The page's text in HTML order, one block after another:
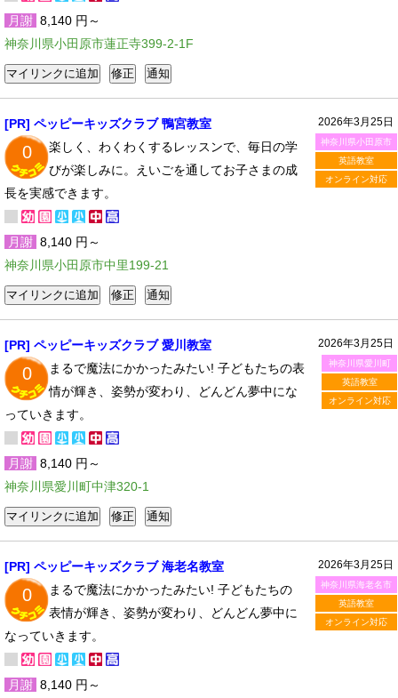
月謝 8,140 円～
神奈川県小田原市蓮正寺399-2-1F
2026年3月25日
神奈川県小田原市
英語教室
オンライン対応
[PR] ペッピーキッズクラブ 鴨宮教室
0
楽しく、わくわくするレッスンで、毎日の学
びが楽しみに。えいごを通してお子さまの成
長を実感できます。
月謝 8,140 円～
神奈川県小田原市中里199-21
2026年3月25日
神奈川県愛川町
英語教室
オンライン対応
[PR] ペッピーキッズクラブ 愛川教室
0
まるで魔法にかかったみたい! 子どもたちの表
情が輝き、姿勢が変わり、どんどん夢中にな
っていきます。
月謝 8,140 円～
神奈川県愛川町中津320-1
2026年3月25日
神奈川県海老名市
英語教室
オンライン対応
[PR] ペッピーキッズクラブ 海老名教室
0
まるで魔法にかかったみたい! 子どもたちの
表情が輝き、姿勢が変わり、どんどん夢中に
なっていきます。
月謝 8,140 円～